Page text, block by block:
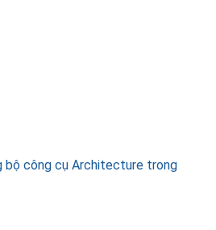
bộ công cụ Architecture trong